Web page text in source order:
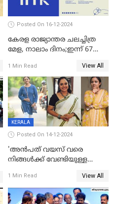
Posted On 16-12-2024
കേരള രാജ്യാന്തര ചലച്ചിത്ര
മേള, നാലാം ദിനം;ഇന്ന് 67
1 Min Read View All
KERALA
Posted On 14-12-2024
'അന്‍പത് വയസ് വരെ
നിങ്ങള്‍ക്ക് വേണ്ടിയുള്ള
കൂട്ട് ആവശ്യമുണ്ട്; കല്യാണം
കഴിക്കാമെന്ന് തോന്നി
തുടങ്ങിയിട്ടുണ്ടെന്ന് നിഷ
1 Min Read View All